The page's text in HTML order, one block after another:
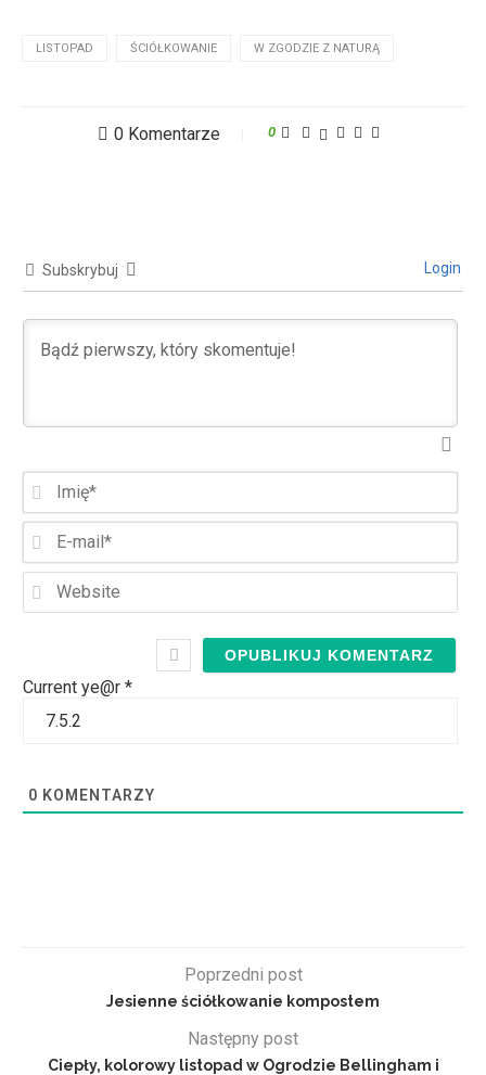
LISTOPAD ŚCIÓŁKOWANIE W ZGODZIE Z NATURĄ
0 Komentarze 0
Subskrybuj Login
Current ye@r *
0 KOMENTARZY
Poprzedni post
Jesienne ściółkowanie kompostem
Następny post
Ciepły, kolorowy listopad w Ogrodzie Bellingham i